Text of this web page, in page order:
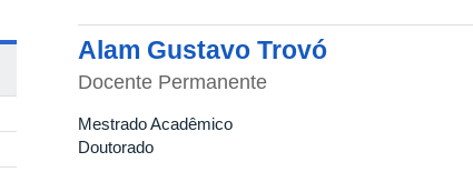
Alam Gustavo Trovó
Docente Permanente
Mestrado Acadêmico
Doutorado